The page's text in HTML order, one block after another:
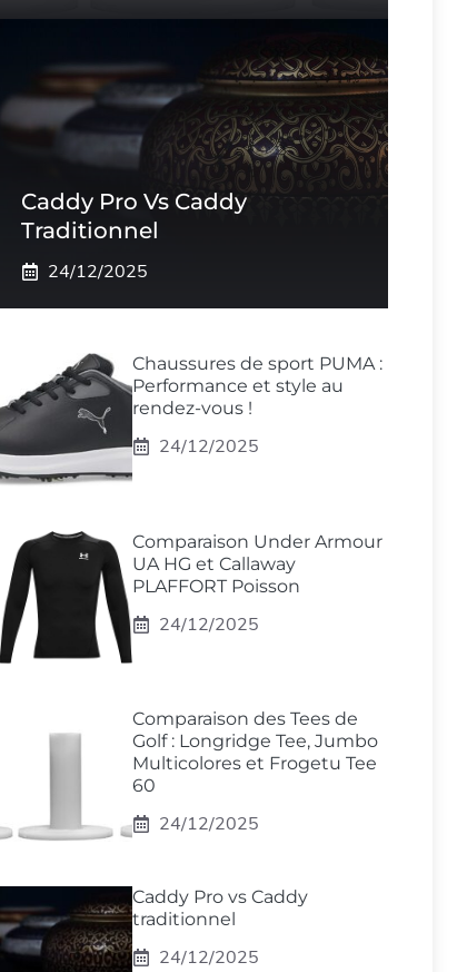
Caddy Pro Vs Caddy
Traditionnel
24/12/2025
Chaussures de sport PUMA :
Performance et style au
rendez-vous !
24/12/2025
Comparaison Under Armour
UA HG et Callaway
PLAFFORT Poisson
24/12/2025
Comparaison des Tees de
Golf : Longridge Tee, Jumbo
Multicolores et Frogetu Tee
60
24/12/2025
Caddy Pro vs Caddy
traditionnel
24/12/2025